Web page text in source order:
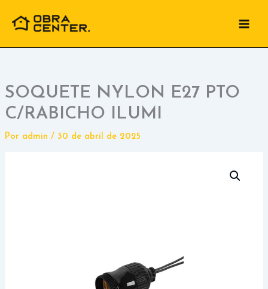
para
conteúdo
SOQUETE NYLON E27 PTO
C/RABICHO ILUMI
Por admin / 30 de abril de 2025